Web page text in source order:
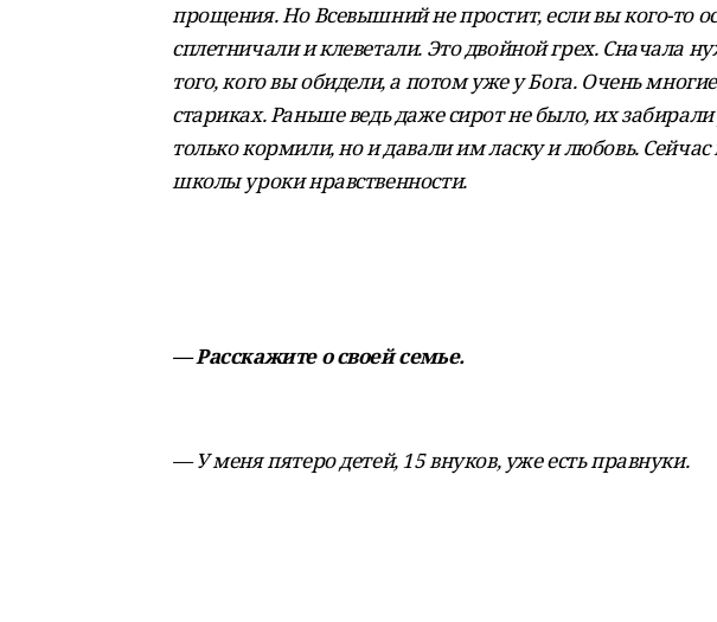
прощения. Но Всевышний не простит, если вы кого-то
сплетничали и клеветали. Это двойной грех. Сначала
того, кого вы обидели, а потом уже у Бога. Очень
стариках. Раньше ведь даже сирот не было, их
только кормили, но и давали им ласку и любовь. Сейчас
школы уроки нравственности.
— Расскажите о своей семье.
— У меня пятеро детей, 15 внуков, уже есть правнуки.